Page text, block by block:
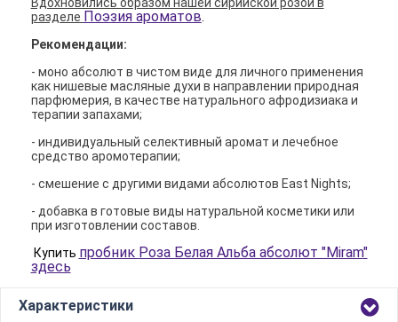
Вдохновились образом нашей сирийской розой в
разделе Поэзия ароматов.
Рекомендации:
- моно абсолют в чистом виде для личного применения
как нишевые масляные духи в направлении природная
парфюмерия, в качестве натурального афродизиака и
терапии запахами;
- индивидуальный селективный аромат и лечебное
средство аромотерапии;
- смешение с другими видами абсолютов East Nights;
- добавка в готовые виды натуральной косметики или
при изготовлении составов.
Купить пробник Роза Белая Альба абсолют "Miram"
здесь
Характеристики